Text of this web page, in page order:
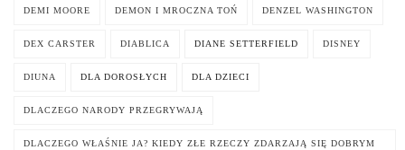
DEMI MOORE DEMON I MROCZNA TOŃ DENZEL WASHINGTON
DEX CARSTER DIABLICA DIANE SETTERFIELD DISNEY
DIUNA DLA DOROSŁYCH DLA DZIECI
DLACZEGO NARODY PRZEGRYWAJĄ
DLACZEGO WŁAŚNIE JA? KIEDY ZŁE RZECZY ZDARZAJĄ SIĘ DOBRYM